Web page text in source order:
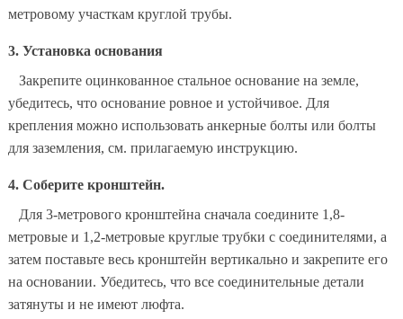
метровому участкам круглой трубы.
3. Установка основания
Закрепите оцинкованное стальное основание на земле,
убедитесь, что основание ровное и устойчивое. Для
крепления можно использовать анкерные болты или болты
для заземления, см. прилагаемую инструкцию.
4. Соберите кронштейн.
Для 3-метрового кронштейна сначала соедините 1,8-
метровые и 1,2-метровые круглые трубки с соединителями, а
затем поставьте весь кронштейн вертикально и закрепите его
на основании. Убедитесь, что все соединительные детали
затянуты и не имеют люфта.